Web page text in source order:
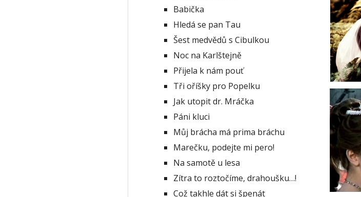
Babička
Hledá se pan Tau
Šest medvědů s Cibulkou
Noc na Karlštejně
Přijela k nám pouť
Tři oříšky pro Popelku
Jak utopit dr. Mráčka
Páni kluci
Můj brácha má prima bráchu
Marečku, podejte mi pero!
Na samotě u lesa
Zítra to roztočíme, drahoušku…!
Což takhle dát si špenát